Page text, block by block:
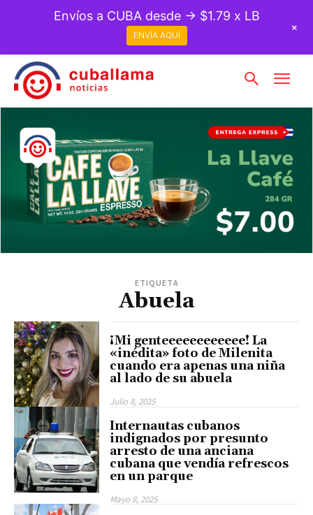
ETIQUETA
Abuela
¡Mi genteeeeeeeeeeee! La
«inédita» foto de Milenita
cuando era apenas una niña
al lado de su abuela
Julio 8, 2025
Internautas cubanos
indignados por presunto
arresto de una anciana
cubana que vendía refrescos
en un parque
Mayo 8, 2025
Envíos a CUBA desde → $1.79 x LB
ENVÍA AQUÍ
+